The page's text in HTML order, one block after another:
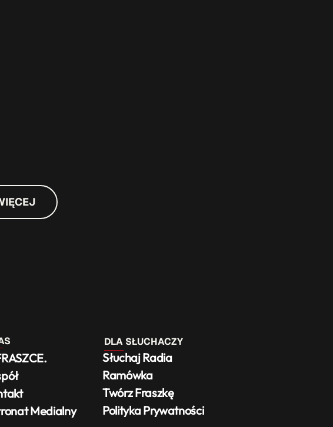
Medialny
Słuchaj Radia
Ramówka
Twórz Fraszkę
Polityka Prywatności
DLA SŁUCHACZY